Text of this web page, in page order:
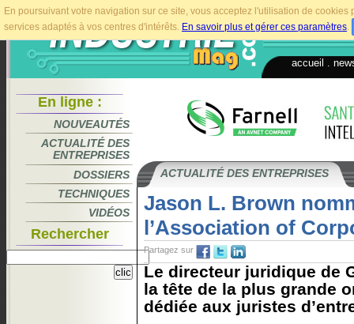
En poursuivant votre navigation sur ce site, vous acceptez l'utilisation de
services adaptés à vos centres d'intérêts. En savoir plus et gérer ces paramètres.
accueil
En ligne :
NOUVEAUTÉS
ACTUALITÉ DES
ENTREPRISES
DOSSIERS
TECHNIQUES
VIDÉOS
Rechercher
ACTUALITÉ DES ENTREPRISES
Jason L. Brown
l’Association of
Partagez sur
Le directeur juridique de
la tête de la plus grande
dédiée aux juristes